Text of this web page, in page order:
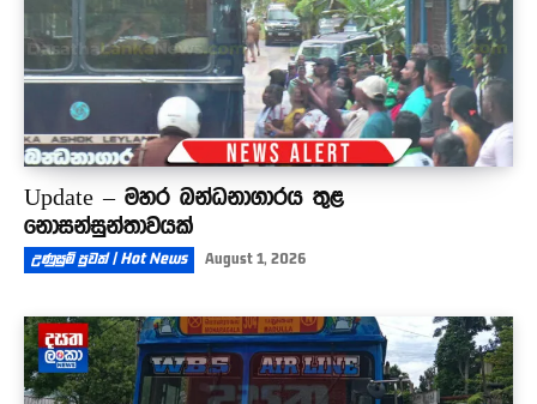
Update – මහර බන්ධනාගාරය තුළ
නොසන්සුන්තාවයක්
උණුසුම් පුවත් | Hot News August 1, 2026